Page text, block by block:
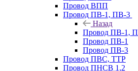
Провод ВПП
Провод ПВ-1, ПВ-3
Назад
Провод ПВ-1,
Провод ПВ-1
Провод ПВ-3
Провод ПВС, ТТР
Провод ПНСВ 1,2